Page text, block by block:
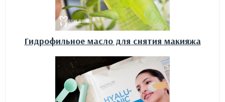
Гидрофильное масло для снятия макияжа